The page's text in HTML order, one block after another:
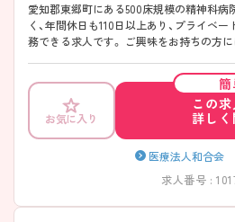
愛知郡東郷町にある500床規模の精神科病院です。 実働時間
く、年間休日も110日以上あり、プライベ
務できる求人です。 ご興味をお持ちの方には詳細の情報や面接のポイン
お気に入り
簡
この
詳しく
医療法人和合会
求人番号 :